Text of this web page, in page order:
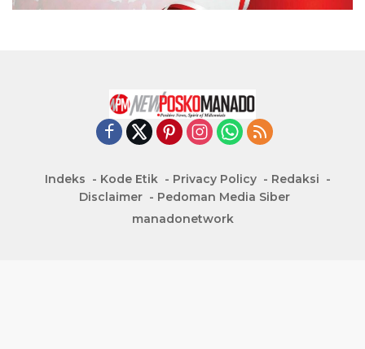
Indeks Kode Etik Privacy Policy
Redaksi
Disclaimer
Pedoman Media Siber
manadonetwork